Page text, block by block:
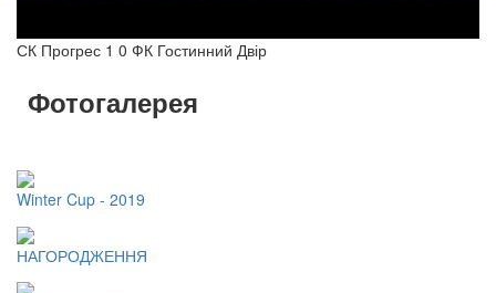
СК Прогрес 1 0 ФК Гостинний Двір
Фотогалерея
Winter Cup - 2019
НАГОРОДЖЕННЯ